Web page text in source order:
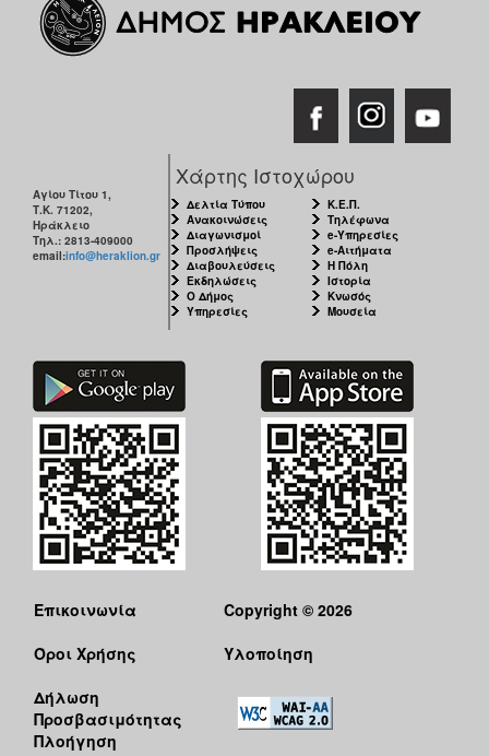
Αγίου Τίτου 1,
Τ.Κ. 71202,
Ηράκλειο
Τηλ.: 2813-409000
email:info@heraklion.gr
Χάρτης Ιστοχώρου
Δελτία Τύπου
Ανακοινώσεις
Διαγωνισμοί
Προσλήψεις
Διαβουλεύσεις
Εκδηλώσεις
Ο Δήμος
Υπηρεσίες
Κ.Ε.Π.
Τηλέφωνα
e-Υπηρεσίες
e-Αιτήματα
Η Πόλη
Ιστορία
Κνωσός
Μουσεία
Επικοινωνία
Όροι Χρήσης
Δήλωση
Προσβασιμότητας
Πλοήγηση
Copyright © 2026
Υλοποίηση